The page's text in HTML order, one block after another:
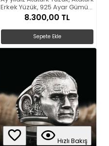
Erkek Yüzük, 925 Ayar Gümüş
Ay yıldız Atatürk Erkek Yüzük
8.300,00 TL
Sepete Ekle
Hızlı Bakış